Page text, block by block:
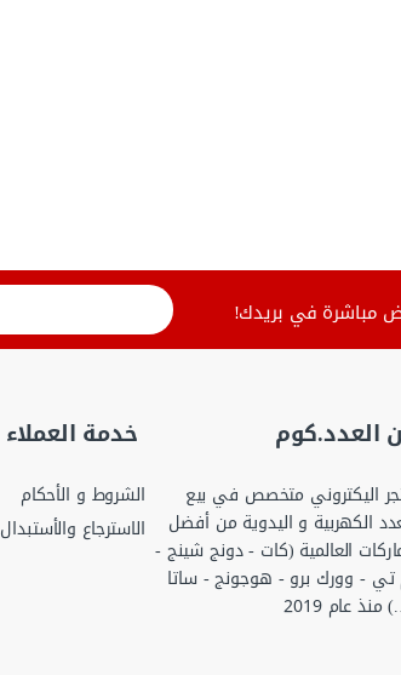
مباشرة في بريدك!
العدد.كوم
اليكتروني متخصص في بيع
الكهربية و اليدوية من أفضل
العالمية (كات - دونج شينج -
تي - وورك برو - هوجونج - ساتا
عام 2019
خدمة العملاء
الشروط و الأحكام
الاسترجاع والأستبدال